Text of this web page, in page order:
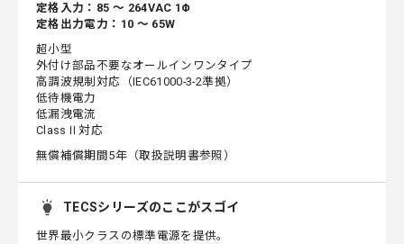
定格入力：85 ～ 264VAC 1Φ
定格出力電力：10 ～ 65W
超小型
外付け部品不要なオールインワンタイプ
高調波規制対応（IEC61000-3-2準拠）
低待機電力
低漏洩電流
ClassⅡ対応
無償補償期間5年（取扱説明書参照）
TECSシリーズのここがスゴイ
世界最小クラスの標準電源を提供。